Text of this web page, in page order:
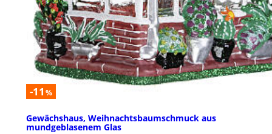
-11 %
Gewächshaus, Weihnachtsbaumschmuck aus
mundgeblasenem Glas